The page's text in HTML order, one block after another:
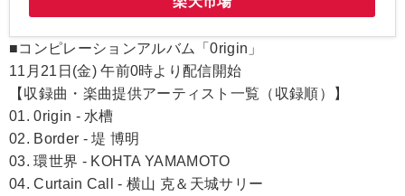
■コンピレーションアルバム「0rigin」
11月21日(金) 午前0時より配信開始
【収録曲・楽曲提供アーティスト一覧（収録順）】
01. 0rigin - 水槽
02. Border - 堤 博明
03. 環世界 - KOHTA YAMAMOTO
04. Curtain Call - 横山 克＆天城サリー